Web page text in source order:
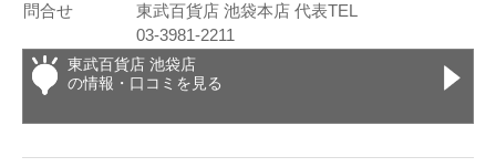
問合せ
東武百貨店 池袋本店 代表TEL
03-3981-2211
東武百貨店 池袋店
の情報・口コミを見る